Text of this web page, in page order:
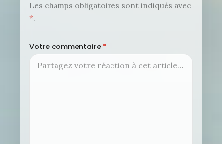
Les champs obligatoires sont indiqués avec
*.
Votre commentaire *